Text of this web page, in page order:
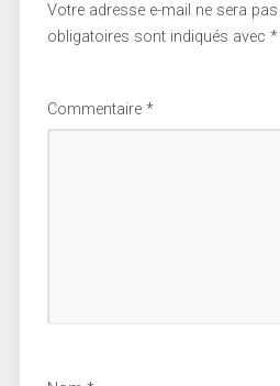
Votre adresse e-mail ne sera pas
obligatoires sont indiqués avec *
Commentaire *